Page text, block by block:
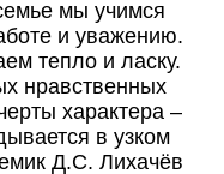
мы учимся
и уважению.
тепло и ласку.
нравственных
характера –
в узком
Д.С. Лихачёв